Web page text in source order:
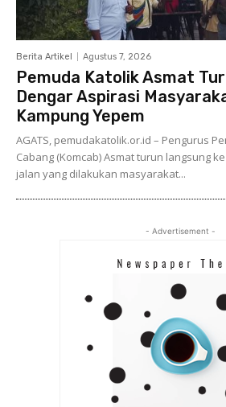
Berita Artikel Agustus 7, 2026
Pemuda Katolik Asmat
Dengar Aspirasi
Kampung Yepem
AGATS, pemudakatolik.or.id – Pengurus
Cabang (Komcab) Asmat turun langsung
jalan yang dilakukan masyarakat...
- Advertisement -